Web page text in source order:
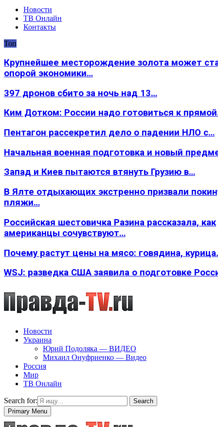
Новости
ТВ Онлайн
Контакты
Топ
Крупнейшее месторождение золота может
опорой экономики…
397 дронов сбито за ночь над 13…
Ким Дотком: России надо готовиться к
Пентагон рассекретил дело о падении НЛО с…
Начальная военная подготовка и новый
Запад и Киев пытаются втянуть Грузию в…
В Ялте отдыхающих экстренно призвали
пляжи…
Российская шестовичка Разина рассказала, как
американцы сочувствуют…
Почему растут цены на мясо: говядина,
WSJ: разведка США заявила о подготовке
Новости
Украина
Юрий Подоляка — ВИДЕО
Михаил Онуфриенко — Видео
Россия
Мир
ТВ Онлайн
Search for:
Search
Primary Menu